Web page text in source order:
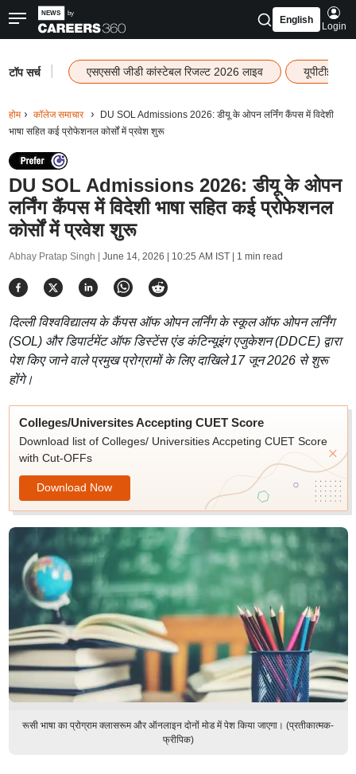
English
Login
टॉप सर्च एसएससी जीडी कांस्टेबल रिजल्ट 2026 लाइव यूपीटीईटी
होम कॉलेज समाचार
DU SOL Admissions 2026: डीयू के ओपन लर्निंग कैंपस में विदेशी
भाषा सहित कई प्रोफेशनल कोर्सों में प्रवेश शुरू
DU SOL Admissions 2026: डीयू के ओपन
लर्निंग कैंपस में विदेशी भाषा सहित कई प्रोफेशनल
कोर्सों में प्रवेश शुरू
Abhay Pratap Singh | June 14, 2026 | 10:25 AM IST| 1 min read
दिल्ली विश्वविद्यालय के कैंपस ऑफ ओपन लर्निंग के स्कूल ऑफ ओपन लर्निंग
(SOL) और डिपार्टमेंट ऑफ डिस्टेंस एंड कंटिन्यूइंग एजुकेशन (DDCE) द्वारा
पेश किए जाने वाले प्रमुख प्रोग्रामों के लिए दाखिले 17 जून 2026 से शुरू
होंगे।
Colleges/Universites Accepting CUET Score
Download list of Colleges/ Universities Accpeting CUET Score
with Cut-OFFs
Download Now
रूसी भाषा का प्रोग्राम क्लासरूम और ऑनलाइन दोनों मोड में पेश किया जाएगा। (प्रतीकात्मक-
फ्रीपिक)